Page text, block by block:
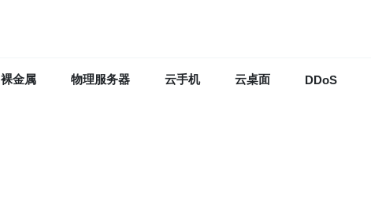
裸金属 物理服务器 云手机 云桌面 DDoS